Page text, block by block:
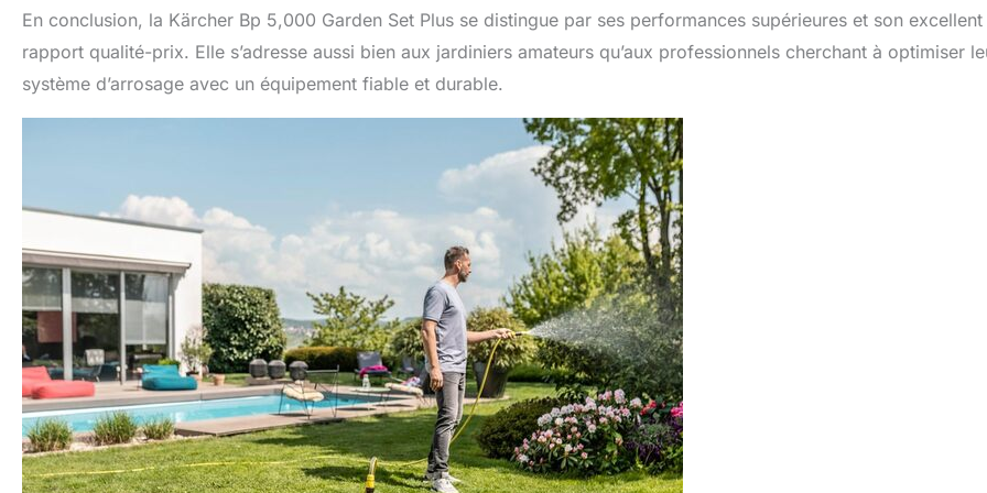
En conclusion, la Kärcher Bp 5,000 Garden Set Plus se distingue par ses performances supérieures et son excellent
rapport qualité-prix. Elle s’adresse aussi bien aux jardiniers amateurs qu’aux professionnels cherchant à optimiser
système d’arrosage avec un équipement fiable et durable.